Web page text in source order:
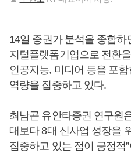
14일 증권가 분석을 종합하
지털플랫폼기업으로 전환
인공지능, 미디어 등을 포
역량을 집중하고 있다.
최남곤 유안타증권 연구원
대보다 8대 신사업 성장을
집중하고 있는 점이 긍정적”